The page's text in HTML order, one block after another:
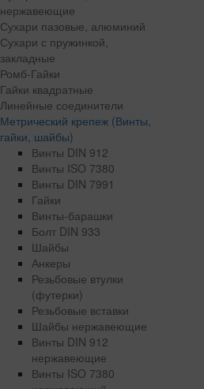
нержавеющие
Сухари пазовые, алюминий
Сухари с пружинкой,
закладные
Ромб-Гайки
Гайки квадратные
Линейные соединители
Метрический крепеж (Винты,
гайки, шайбы)
Винты DIN 912
Винты ISO 7380
Винты DIN 7991
Гайки
Винты-барашки
Болт DIN 933
Шайбы
Анкеры
Резьбовые втулки
(футерки)
Резьбовые вставки
Шайбы нержавеющие
Винты DIN 912
нержавеющие
Винты ISO 7380